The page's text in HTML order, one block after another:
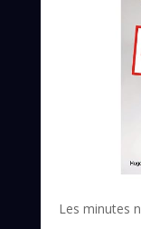
Les minutes